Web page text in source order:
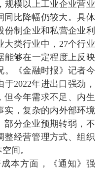
，规模以上工业企业营业
比降幅仍较大。具体
份制企业和私营企业利
大类行业中 ，27个行业
能够在一定程度上反映
。《金融时报》记者今
2022年进出口强劲，
但今年需求不足、内生
，复杂的内外部环境
部分企业预期转弱 ，不
经营管理方式、组织
间 。
方面，《通知》强